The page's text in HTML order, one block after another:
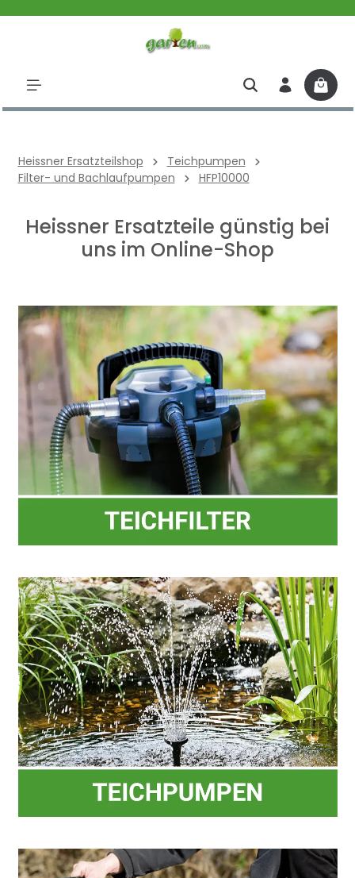
Heissner Ersatzteilshop
Teichpumpen
Filter- und Bachlaufpumpen
HFP10000
Heissner Ersatzteile günstig bei
uns im Online-Shop